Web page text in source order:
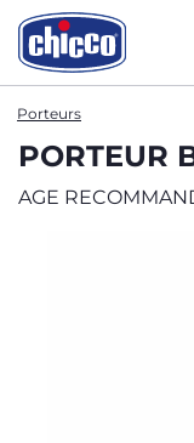
Porteurs
PORTEUR
AGE